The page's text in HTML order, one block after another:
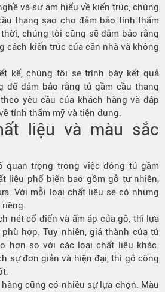
và sự am hiểu về kiến trúc, chúng
thang sao cho đảm bảo tính thẩm
chúng tôi cũng sẽ đảm bảo rằng
cách kiến trúc của căn nhà và không
kế, chúng tôi sẽ trình bày kết quả
để đảm bảo rằng tủ gầm cầu thang
yêu cầu của khách hàng và đáp
tính thẩm mỹ và tiện dụng.
liệu và màu sắc
quan trọng trong việc đóng tủ gầm
liệu phổ biến bao gồm gỗ tự nhiên,
Với mỗi loại chất liệu sẽ có những
nét cổ điển và ấm áp của gỗ, thì lựa
hợp. Tuy nhiên, giá thành của tủ
hơn so với các loại chất liệu khác.
sự đơn giản và hiện đại, thì gỗ công
cũng có nhiều sự lựa chọn. Màu